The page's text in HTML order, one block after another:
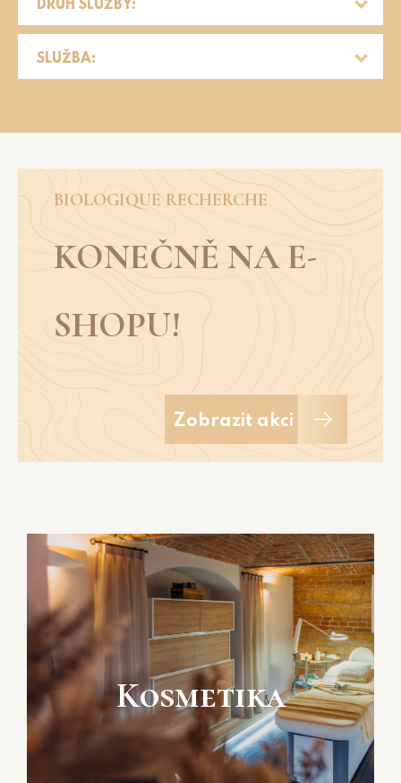
DRUH SLUŽBY:
SLUŽBA:
BIOLOGIQUE RECHERCHE
KONEČNĚ NA E-
SHOPU!
Zobrazit akci
Kosmetika